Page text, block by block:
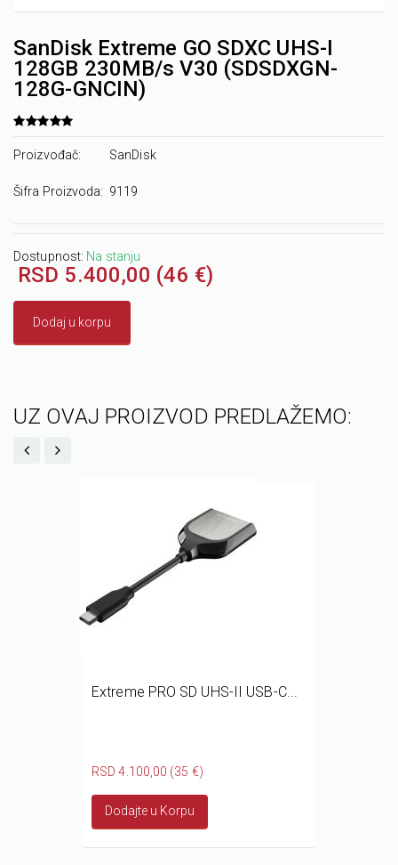
SanDisk Extreme GO SDXC UHS-I
128GB 230MB/s V30 (SDSDXGN-
128G-GNCIN)
Proizvođač: SanDisk
Šifra Proizvoda: 9119
Dostupnost: Na stanju
RSD 5.400,00 (46 €)
Dodaj u korpu
UZ OVAJ PROIZVOD PREDLAŽEMO:
Extreme PRO SD UHS-II USB-C...
RSD 4.100,00 (35 €)
Dodajte u Korpu